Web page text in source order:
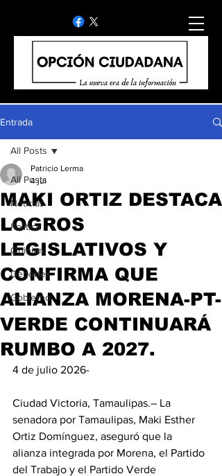
Entrada
All Posts
Noticias
Politica
Opinion
Deportes
Gobierno
All Posts
MAKI ORTIZ DESTACA
LOGROS
LEGISLATIVOS Y
CONFIRMA QUE
ALIANZA MORENA-PT-
VERDE CONTINUARÁ
RUMBO A 2027.
Patricio Lerma
4 jul
4 de julio 2026-
Ciudad Victoria, Tamaulipas.– La
senadora por Tamaulipas, Maki Esther
Ortiz Domínguez, aseguró que la
alianza integrada por Morena, el Partido
del Trabajo y el Partido Verde